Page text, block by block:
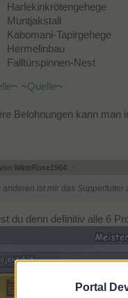
Portal
Harlekinkrötengehege
Muntjakstall
Kabomani-Tapirgehege
Hermelinbau
Falltürspinnen-Nest
~ ~Quelle~
Belohnungen kann man
WildeRose1964: ↑
anderen ist mir das
du denn definitiv alle 6